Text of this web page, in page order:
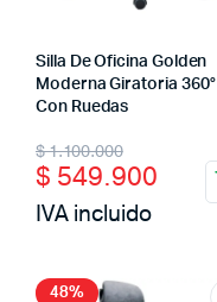
Silla De Oficina Golden
Moderna Giratoria 360°
Con Ruedas
$1.100.000
$ 549.900
IVA incluido
48%